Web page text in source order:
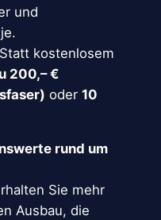
und
kostenlosem
200,– €
oder 10
rund um
Sie mehr
Ausbau, die